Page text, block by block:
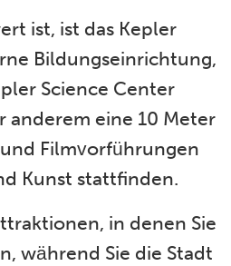
ist, ist das Kepler
Bildungseinrichtung,
Science Center
anderem eine 10 Meter
Filmvorführungen
Kunst stattfinden.
in denen Sie
während Sie die Stadt